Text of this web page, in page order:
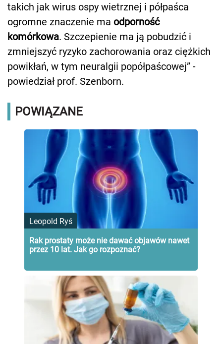
takich jak wirus ospy wietrznej i półpaśca
ogromne znaczenie ma odporność
komórkowa. Szczepienie ma ją pobudzić i
zmniejszyć ryzyko zachorowania oraz ciężkich
powikłań, w tym neuralgii popółpaścowej” -
powiedział prof. Szenborn.
POWIĄZANE
Leopold Ryś
Rak prostaty może nie dawać objawów nawet
przez 10 lat. Jak go rozpoznać?